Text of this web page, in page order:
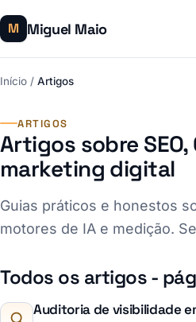
M Miguel Maio
Início / Artigos
ARTIGOS
Artigos sobre SEO,
marketing digital
Guias práticos e honestos
motores de IA e medição.
Todos os artigos -
Auditoria de visibilidade